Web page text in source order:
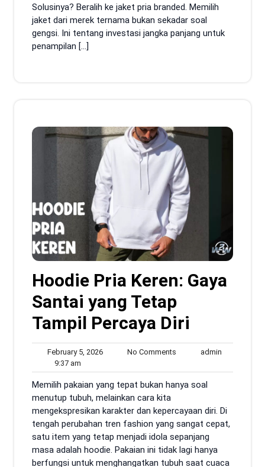
Solusinya? Beralih ke jaket pria branded. Memilih
jaket dari merek ternama bukan sekadar soal
gengsi. Ini tentang investasi jangka panjang untuk
penampilan […]
Hoodie Pria Keren: Gaya
Santai yang Tetap
Tampil Percaya Diri
February 5, 2026February
2026
No Comments admin
9:37 am
am
Memilih pakaian yang tepat bukan hanya soal
menutup tubuh, melainkan cara kita
mengekspresikan karakter dan kepercayaan diri. Di
tengah perubahan tren fashion yang sangat cepat,
satu item yang tetap menjadi idola sepanjang
masa adalah hoodie. Pakaian ini tidak lagi hanya
berfungsi untuk menghangatkan tubuh saat cuaca